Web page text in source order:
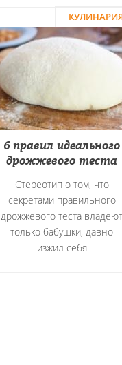
6 правил идеального
дрожжевого теста
Стереотип о том, что
секретами правильного
дрожжевого теста владеют
только бабушки, давно
изжил себя